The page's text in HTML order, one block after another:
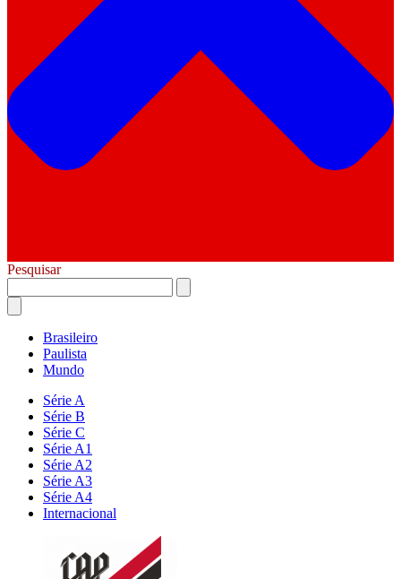
Pesquisar
Brasileiro
Paulista
Mundo
Série A
Série B
Série C
Série A1
Série A2
Série A3
Série A4
Internacional